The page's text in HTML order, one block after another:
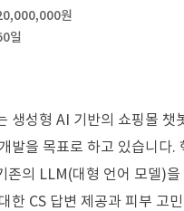
원
일
생성형 AI 기반의 쇼핑몰 챗
발을 목표로 하고 있습니다.
존의 LLM(대형 언어 모델)을
한 CS 답변 제공과 피부 고